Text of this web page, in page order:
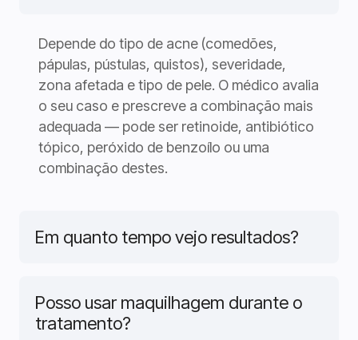
Depende do tipo de acne (comedões,
pápulas, pústulas, quistos), severidade,
zona afetada e tipo de pele. O médico avalia
o seu caso e prescreve a combinação mais
adequada — pode ser retinoide, antibiótico
tópico, peróxido de benzoílo ou uma
combinação destes.
Em quanto tempo vejo resultados?
Posso usar maquilhagem durante o
tratamento?